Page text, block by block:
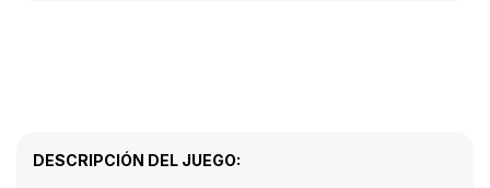
DESCRIPCIÓN DEL JUEGO: